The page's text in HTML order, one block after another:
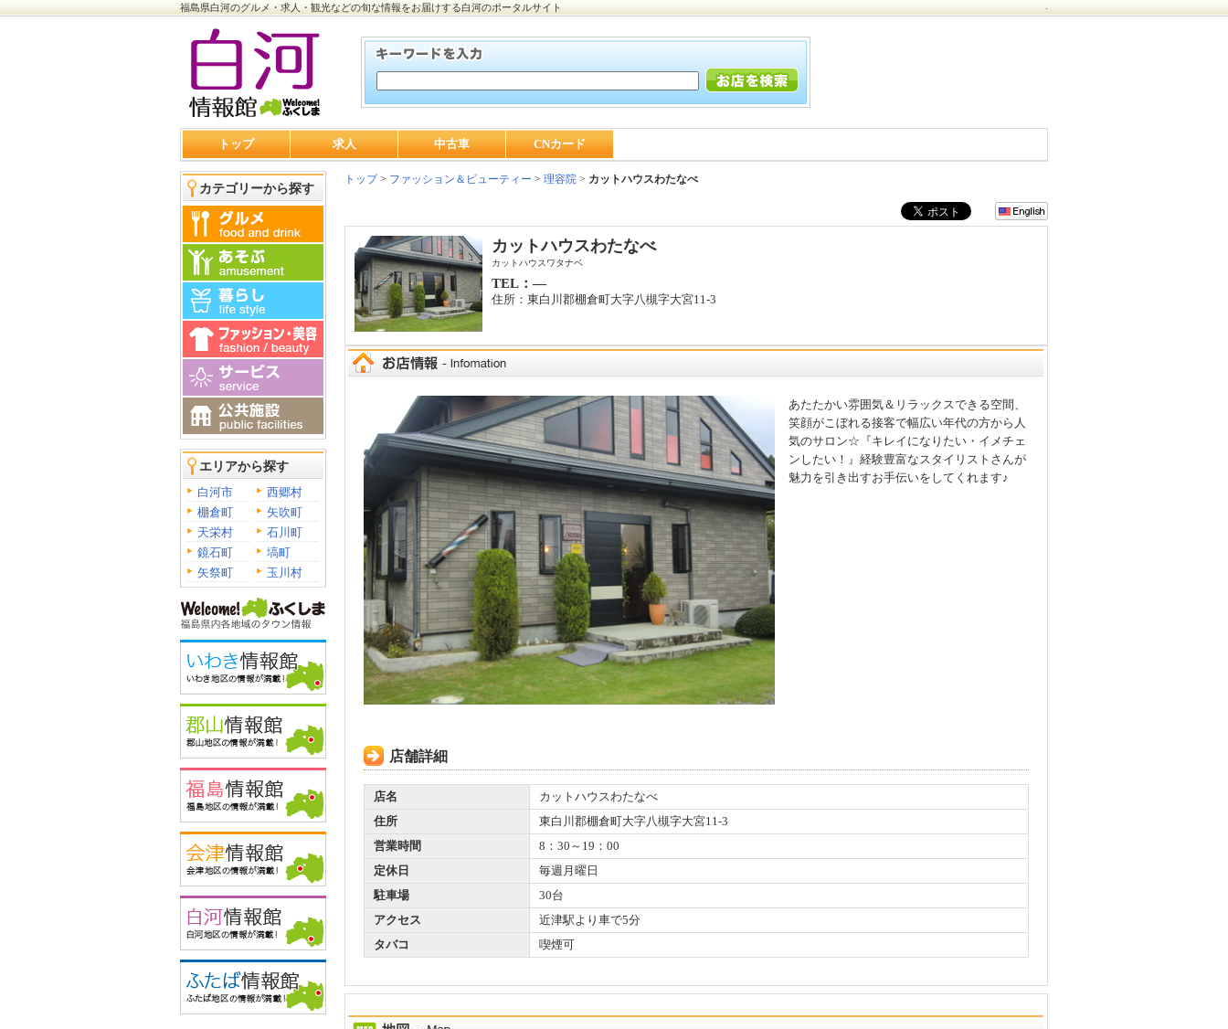
福島県白河のグルメ・求人・観光などの旬な情報をお届けする白河のポータルサイト
トップ 求人 中古車 CNカード
カテゴリーから探す
エリアから探す
白河市
西郷村
棚倉町
矢吹町
天栄村
石川町
鏡石町
塙町
矢祭町
玉川村
トップ> ファッション＆ビューティー > 理容院 > カットハウスわたなべ
カットハウスわたなべ
カットハウスワタナベ
TEL：―
住所：東白川郡棚倉町大字八槻字大宮11-3
あたたかい雰囲気＆リラックスできる空間、
笑顔がこぼれる接客で幅広い年代の方から人
気のサロン☆『キレイになりたい・イメチェ
ンしたい！』経験豊富なスタイリストさんが
魅力を引き出すお手伝いをしてくれます♪
店舗詳細
店名
カットハウスわたなべ
住所
東白川郡棚倉町大字八槻字大宮11-3
営業時間
8：30～19：00
定休日
毎週月曜日
駐車場
30台
アクセス
近津駅より車で5分
タバコ
喫煙可